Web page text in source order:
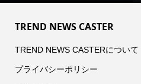
TREND NEWS CASTER
TREND NEWS CASTERについて
プライバシーポリシー